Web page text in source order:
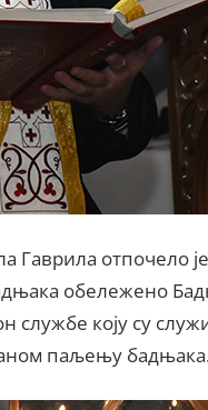
отпочело
обележено
службе коју су
паљењу